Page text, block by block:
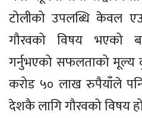
टोलीको उपलब्धि केवल
गौरवको विषय भएको
गर्नुभएको सफलताको मूल्य
करोड ५० लाख रुपैयाँले
देशकै लागि गौरवको विषय